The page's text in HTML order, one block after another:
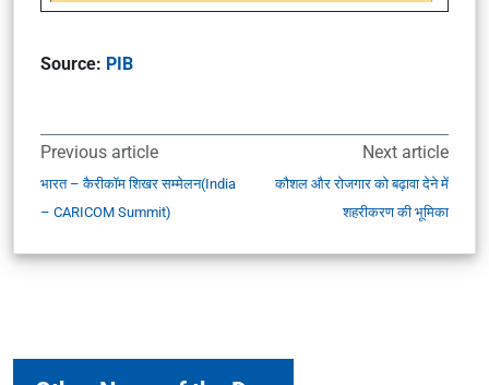
Source: PIB
Previous article
भारत – कैरीकॉम शिखर सम्मेलन(India
– CARICOM Summit)
Next article
कौशल और रोजगार को बढ़ावा देने में
शहरीकरण की भूमिका